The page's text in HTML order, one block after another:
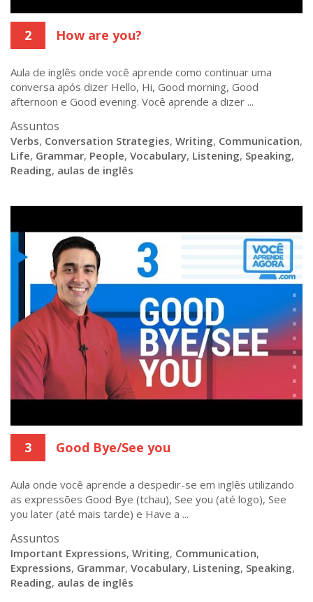
2 How are you?
Aula de inglês onde você aprende como continuar uma
conversa após dizer Hello, Hi, Good morning, Good
afternoon e Good evening. Você aprende a dizer ...
Assuntos
Verbs, Conversation Strategies, Writing, Communication,
Life, Grammar, People, Vocabulary, Listening, Speaking,
Reading, aulas de inglês
3 Good Bye/See you
Aula onde você aprende a despedir-se em inglês utilizando
as expressões Good Bye (tchau), See you (até logo), See
you later (até mais tarde) e Have a ...
Assuntos
Important Expressions, Writing, Communication,
Expressions, Grammar, Vocabulary, Listening, Speaking,
Reading, aulas de inglês